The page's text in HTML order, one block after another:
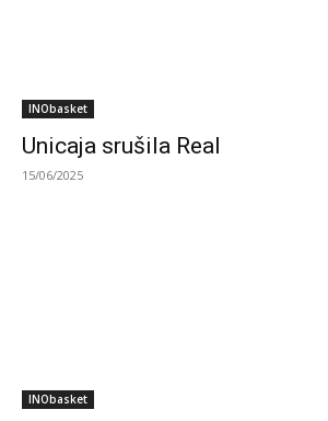
INObasket
Unicaja srušila Real
15/06/2025
INObasket